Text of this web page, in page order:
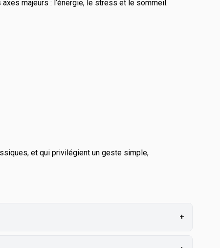
majeurs : l’énergie, le stress et le sommeil.
et qui privilégient un geste simple,
+